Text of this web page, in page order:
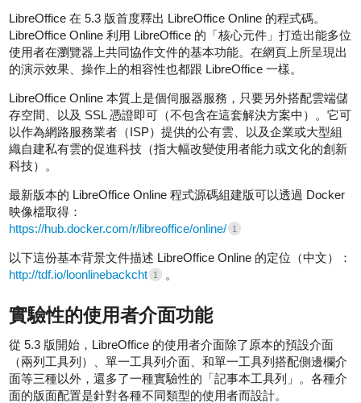
LibreOffice 在 5.3 版首度釋出 LibreOffice Online 的程式碼。
LibreOffice Online 利用 LibreOffice 的「核心元件」打造出能多位
使用者在瀏覽器上共同協作文件的基本功能。在網頁上所呈現出
的演示效果、操作上的相容性也都跟 LibreOffice 一樣。
LibreOffice Online 本質上是個伺服器服務，只要另外搭配雲端儲
存空間、以及 SSL 憑證即可（不包含在這套解決方案中）。它可
以作為網路服務業者（ISP）提供的公有雲、以及企業或大型組
織自建私有雲的促進科技（指大幅改變使用者能力或文化的創新
科技）。
最新版本的 LibreOffice Online 程式源碼組建版可以透過 Docker
映像檔取得：
https://hub.docker.com/r/libreoffice/online/
1
以下這份基本背景文件描述 LibreOffice Online 的定位（中文）：
http://tdf.io/loonlinebackcht
1 。
實驗性的使用者介面功能
從 5.3 版開始，LibreOffice 的使用者介面除了原本的預設介面
（兩列工具列）、單一工具列介面、和單一工具列搭配側邊欄介
面等三種以外，還多了一種實驗性的「記事本工具列」。各種介
面的版面配置是針對各種不同類型的使用者而設計。